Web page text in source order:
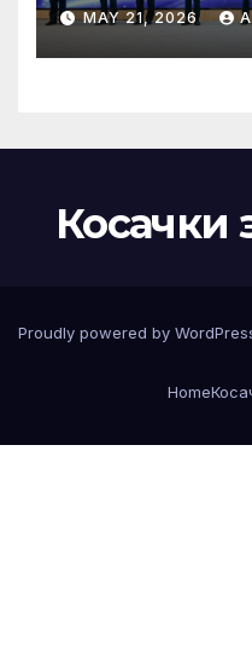
MAY 21, 2026
Косачки
Proudly powered by
Home